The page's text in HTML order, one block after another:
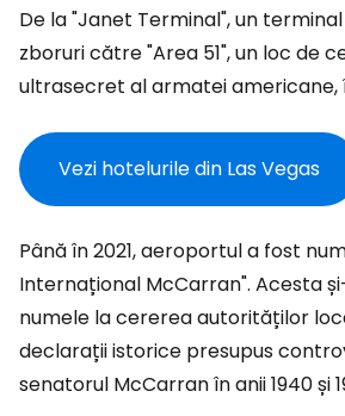
De la "Janet Terminal", un
zboruri către "Area 51", un loc de
ultrasecret al armatei americane,
Vezi hotelurile din Las Vegas
Până în 2021, aeroportul a fost
Internațional McCarran". Acesta
numele la cererea autorităților
declarații istorice presupus
senatorul McCarran în anii 1940 și